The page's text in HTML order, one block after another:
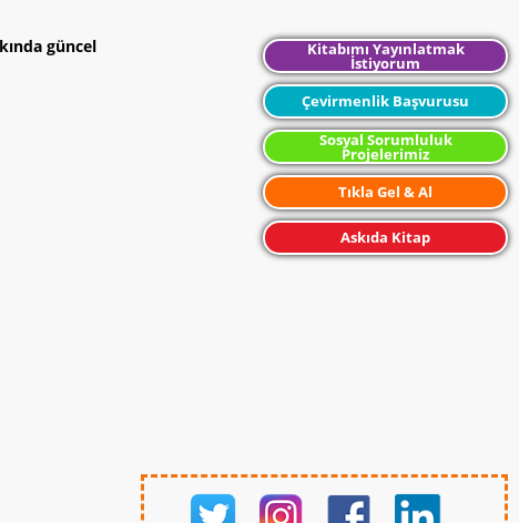
güncel Kitabımı Yayınlatmak
İstiyorum
Çevirmenlik Başvurusu
Sosyal Sorumluluk
Projelerimiz
Tıkla Gel & Al
Askıda Kitap